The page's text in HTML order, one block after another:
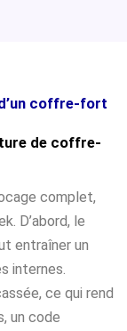
coffre-fort
de coffre-
complet,
D’abord, le
entraîner un
internes.
ce qui rend
un code